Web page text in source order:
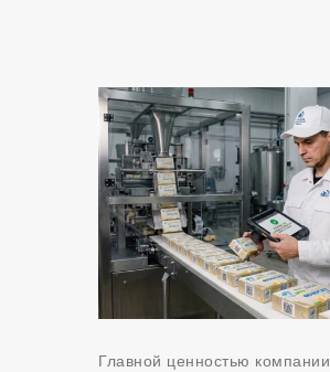
Главной ценностью компании